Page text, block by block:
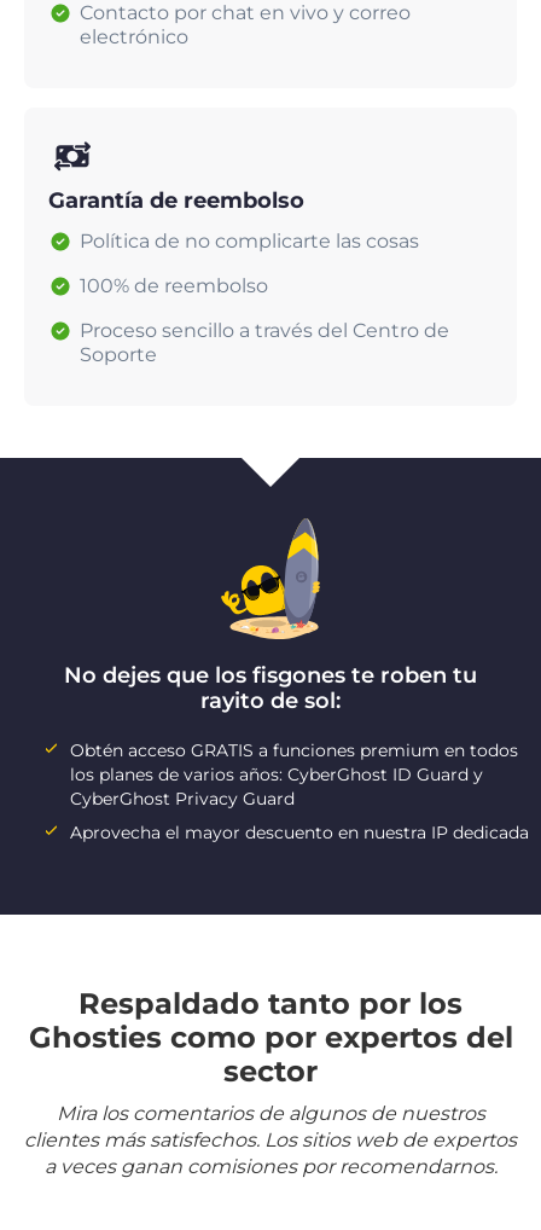
Contacto por chat en vivo y correo
electrónico
Garantía de reembolso
Política de no complicarte las cosas
100% de reembolso
Proceso sencillo a través del Centro de
Soporte
No dejes que los fisgones te roben tu
rayito de sol:
Obtén acceso GRATIS a funciones premium en todos
los planes de varios años: CyberGhost ID Guard y
CyberGhost Privacy Guard
Aprovecha el mayor descuento en nuestra IP dedicada
Respaldado tanto por los
Ghosties como por expertos del
sector
Mira los comentarios de algunos de nuestros
clientes más satisfechos. Los sitios web de expertos
a veces ganan comisiones por recomendarnos.